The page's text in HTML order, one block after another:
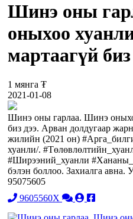
Шинэ оны
оныхоо
мартаагүй
1 мянга ₮
2021-01-08
Шинэ оны гарлаа. Шинэ
биз дээ. Арван долдугаар
жилийн (2021 он)
хуанли/.
#Ширээний_хуанли
бэлэн боллоо. Захиалга авна.
95075605
9605560X